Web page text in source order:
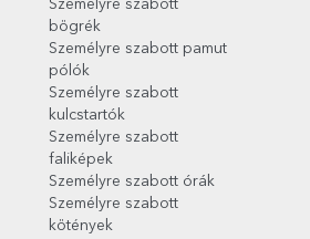
Személyre szabott
bögrék
Személyre szabott pamut
pólók
Személyre szabott
kulcstartók
Személyre szabott
faliképek
Személyre szabott órák
Személyre szabott
kötények